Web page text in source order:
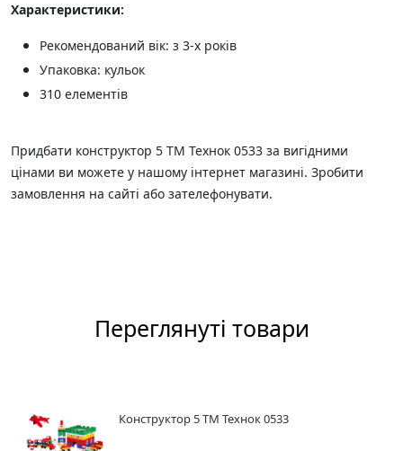
Характеристики:
Рекомендований вік: з 3-х років
Упаковка: кульок
310 елементів
Придбати конструктор 5 ТМ Технок 0533 за вигідними
цінами ви можете у нашому інтернет магазині. Зробити
замовлення на сайті або зателефонувати.
Переглянуті товари
Конструктор 5 ТМ Технок 0533